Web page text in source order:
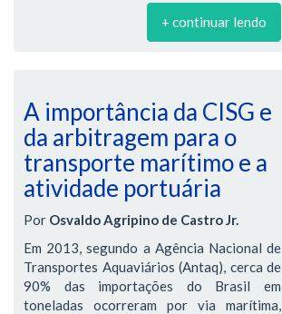
+ continuar lendo
A importância da CISG e
da arbitragem para o
transporte marítimo e a
atividade portuária
Por Osvaldo Agripino de Castro Jr.
Em 2013, segundo a Agência Nacional de
Transportes Aquaviários (Antaq), cerca de
90% das importações do Brasil em
toneladas ocorreram por via marítima,